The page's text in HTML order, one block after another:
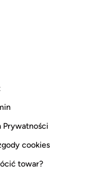
Prywatności
cookies
towar?